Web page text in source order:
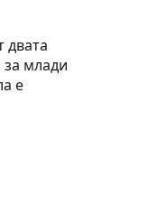
двата
за млади
е